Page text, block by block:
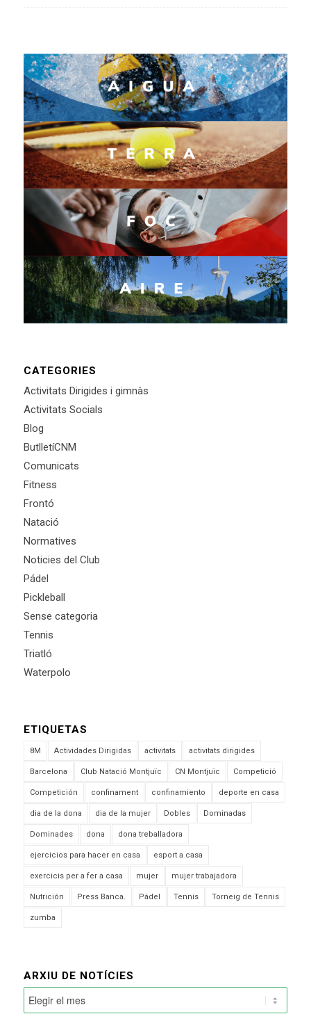
CATEGORIES
Activitats Dirigides i gimnàs
Activitats Socials
Blog
ButlletíCNM
Comunicats
Fitness
Frontó
Natació
Normatives
Noticies del Club
Pádel
Pickleball
Sense categoria
Tennis
Triatló
Waterpolo
ETIQUETAS
8M Actividades Dirigidas activitats activitats dirigides
Barcelona Club Natació Montjuïc CN Montjuïc Competició
Competición confinament confinamiento deporte en casa
dia de la dona dia de la mujer Dobles Dominadas
Dominades dona dona treballadora
ejercicios para hacer en casa esport a casa
exercicis per a fer a casa mujer mujer trabajadora
Nutrición Press Banca. Pàdel Tennis Torneig de Tennis
zumba
ARXIU DE NOTÍCIES